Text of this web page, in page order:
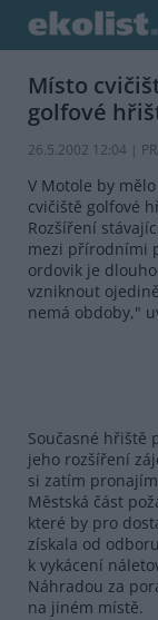
Místo
golfové
26.5.2002 12:04 |
V Motole by
cvičiště golfové
Rozšíření
mezi přírodními
ordovik je
vzniknout
nemá obdoby,"
Současné hřiště
jeho rozšíření
si zatím
Městská část
které by pro
získala od
k vykácení
Náhradou za
na jiném místě.